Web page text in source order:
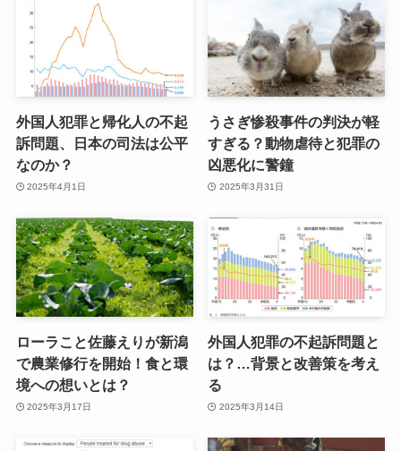
外国人犯罪と帰化人の不起
訴問題、日本の司法は公平
なのか？
2025年4月1日
うさぎ惨殺事件の判決が軽
すぎる？動物虐待と犯罪の
凶悪化に警鐘
2025年3月31日
ローラこと佐藤えりが新潟
で農業修行を開始！食と環
境への想いとは？
2025年3月17日
外国人犯罪の不起訴問題と
は？…背景と改善策を考え
る
2025年3月14日